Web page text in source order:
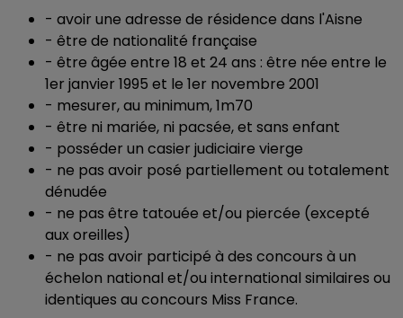
- avoir une adresse de résidence dans l'Aisne
- être de nationalité française
- être âgée entre 18 et 24 ans : être née entre le
1er janvier 1995 et le 1er novembre 2001
- mesurer, au minimum, 1m70
- être ni mariée, ni pacsée, et sans enfant
- posséder un casier judiciaire vierge
- ne pas avoir posé partiellement ou totalement
dénudée
- ne pas être tatouée et/ou piercée (excepté
aux oreilles)
- ne pas avoir participé à des concours à un
échelon national et/ou international similaires ou
identiques au concours Miss France.